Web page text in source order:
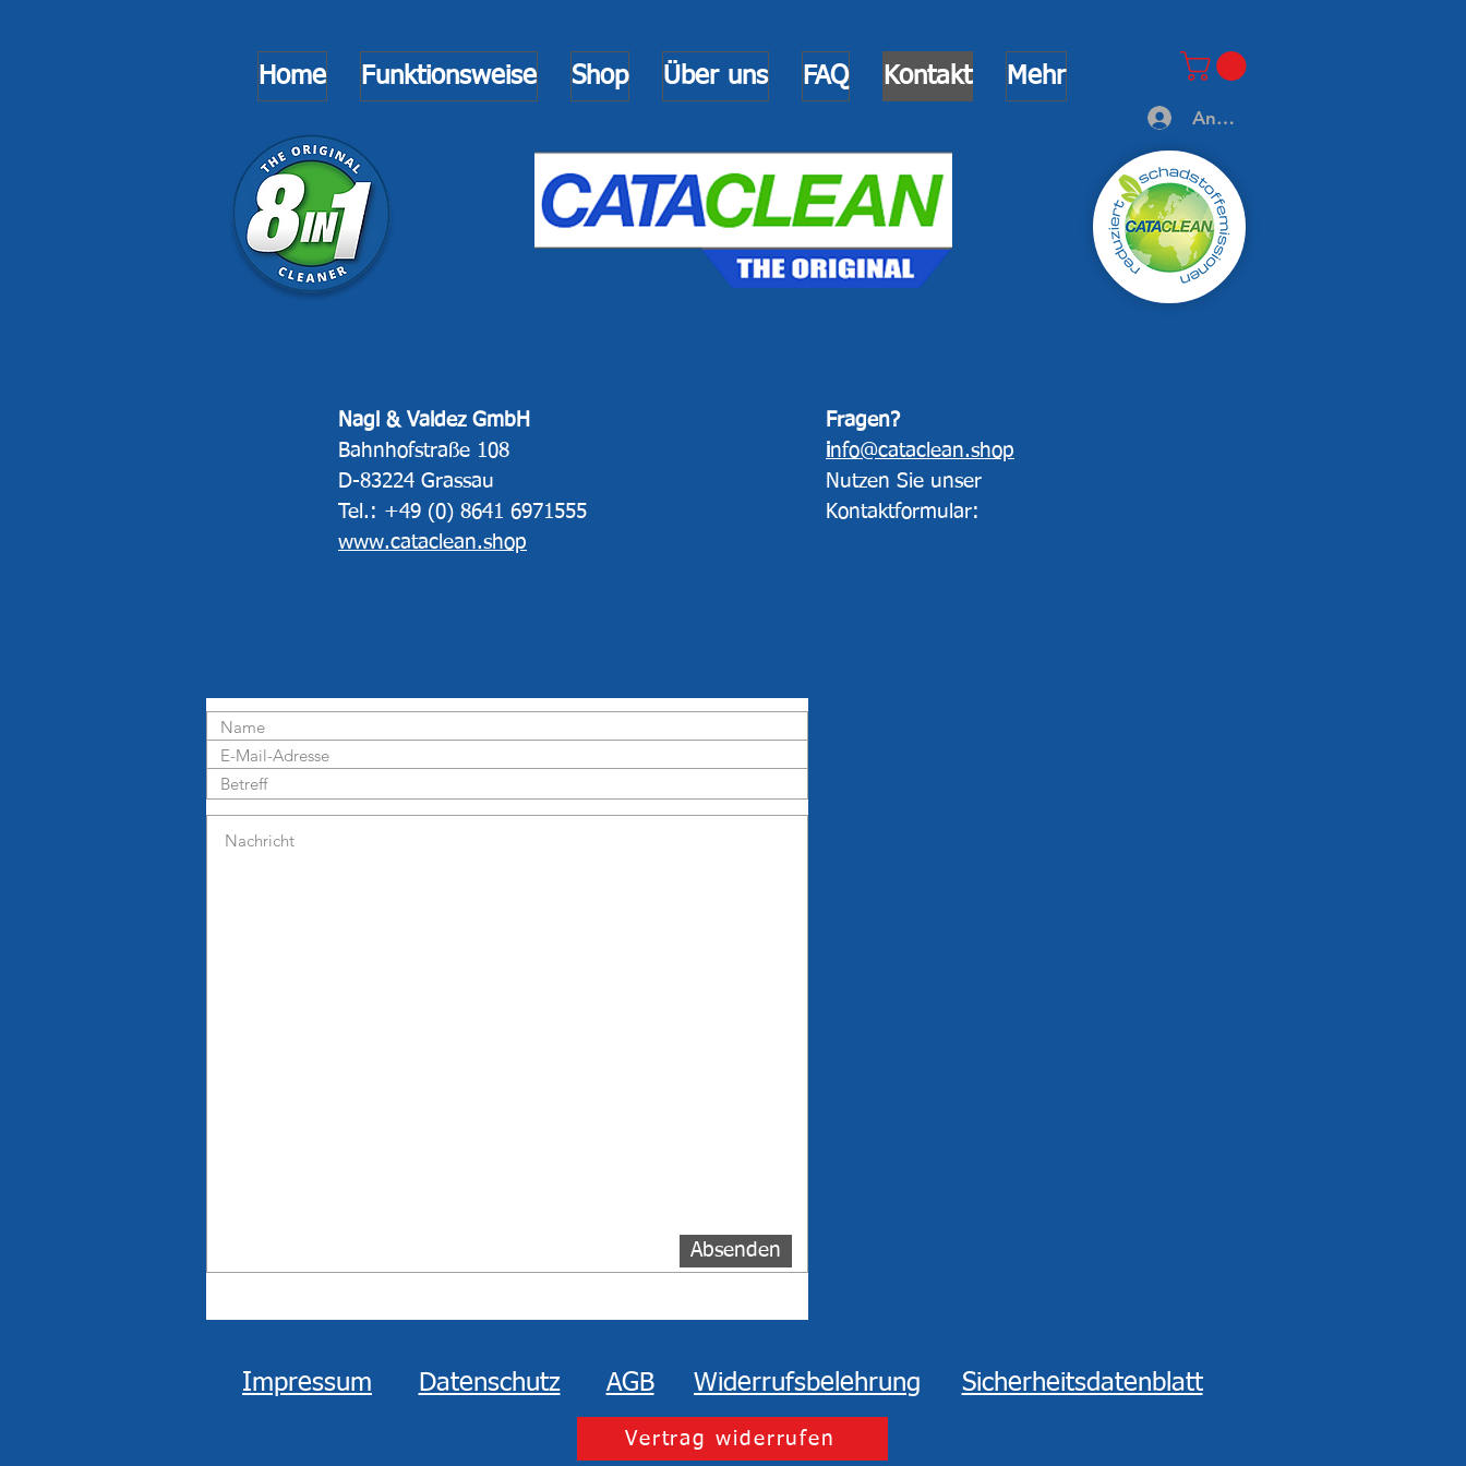
Home Funktionsweise Shop Über uns FAQ Kontakt Mehr
Anmelden
Nagl & Valdez GmbH
Bahnhofstraße 108
D-83224 Grassau
Tel.: +49 (0) 8641 6971555
www.cataclean.shop
Fragen?
info@cataclean.shop
Nutzen Sie unser
Kontaktformular:
Absenden
Impressum Datenschutz AGB Widerrufsbelehrung Sicherheitsdatenblatt
Vertrag widerrufen